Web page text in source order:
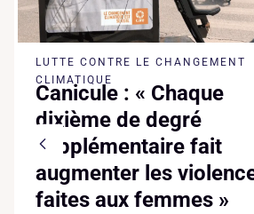
LUTTE CONTRE LE CHANGEMENT
CLIMATIQUE
Canicule : « Chaque
dixième de degré
supplémentaire fait
augmenter les
faites aux femmes »